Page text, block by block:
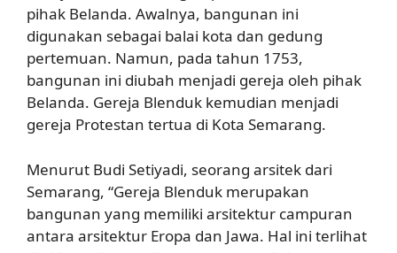
pihak Belanda. Awalnya, bangunan ini
digunakan sebagai balai kota dan gedung
pertemuan. Namun, pada tahun 1753,
bangunan ini diubah menjadi gereja oleh pihak
Belanda. Gereja Blenduk kemudian menjadi
gereja Protestan tertua di Kota Semarang.
Menurut Budi Setiyadi, seorang arsitek dari
Semarang, “Gereja Blenduk merupakan
bangunan yang memiliki arsitektur campuran
antara arsitektur Eropa dan Jawa. Hal ini terlihat